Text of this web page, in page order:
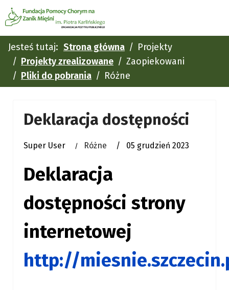
Jesteś tutaj: Strona główna
Projekty
Projekty zrealizowane
Zaopiekowani
Pliki do pobrania
Różne
Deklaracja dostępności
Super User Różne 05 grudzień 2023
Deklaracja
dostępności strony
internetowej
http://